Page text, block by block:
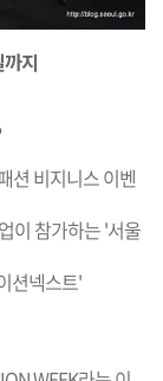
지
션 비지니스 이벤
이 참가하는 '서울
션넥스트'